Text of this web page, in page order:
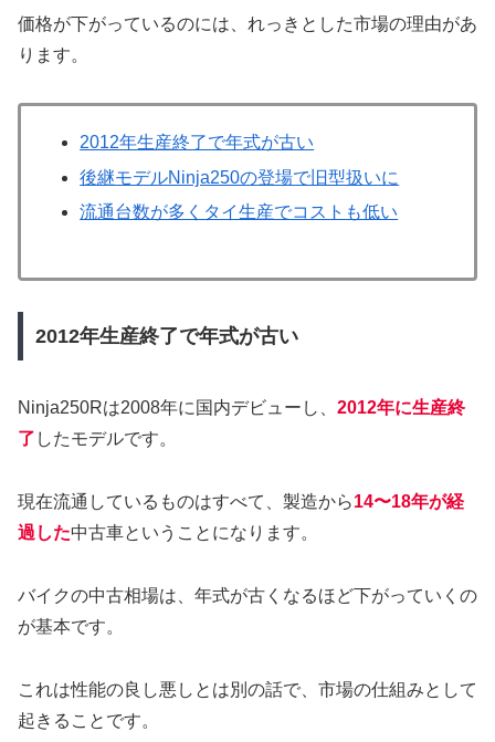
価格が下がっているのには、れっきとした市場の理由があ
ります。
2012年生産終了で年式が古い
後継モデルNinja250の登場で旧型扱いに
流通台数が多くタイ生産でコストも低い
2012年生産終了で年式が古い
Ninja250Rは2008年に国内デビューし、 2012年に生産終
了 したモデルです。
現在流通しているものはすべて、製造から14〜18年が経
過した中古車ということになります。
バイクの中古相場は、年式が古くなるほど下がっていくの
が基本です。
これは性能の良し悪しとは別の話で、市場の仕組みとして
起きることです。